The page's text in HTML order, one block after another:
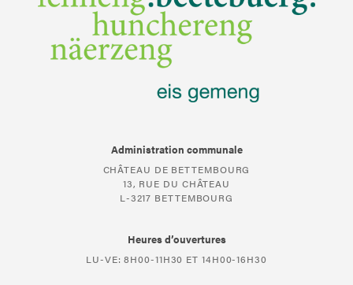
Administration communale
CHÂTEAU DE BETTEMBOURG
13, RUE DU CHÂTEAU
L-3217 BETTEMBOURG
Heures d’ouvertures
LU-VE: 8H00-11H30 ET 14H00-16H30